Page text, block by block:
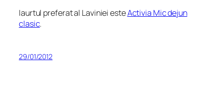
Iaurtul preferat al Laviniei esteActivia Mic dejun
clasic.
29/01/2012